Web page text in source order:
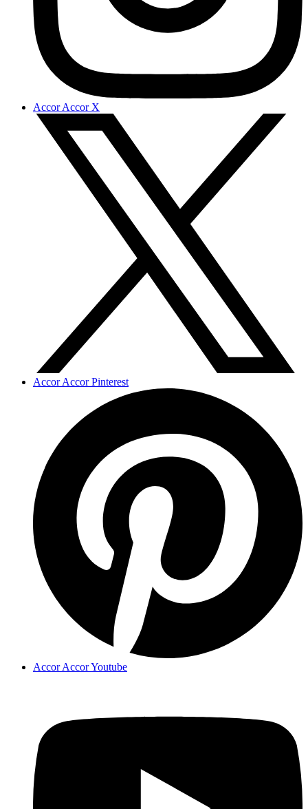
Accor Accor X
Accor Accor Pinterest
Accor Accor Youtube